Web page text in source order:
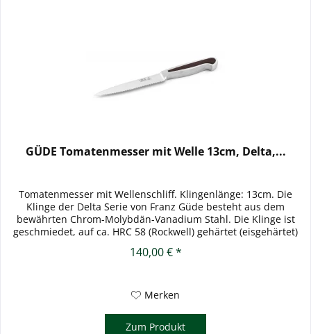
GÜDE Tomatenmesser mit Welle 13cm, Delta,...
Tomatenmesser mit Wellenschliff. Klingenlänge: 13cm. Die
Klinge der Delta Serie von Franz Güde besteht aus dem
bewährten Chrom-Molybdän-Vanadium Stahl. Die Klinge ist
geschmiedet, auf ca. HRC 58 (Rockwell) gehärtet (eisgehärtet)
140,00 € *
Merken
Zum Produkt